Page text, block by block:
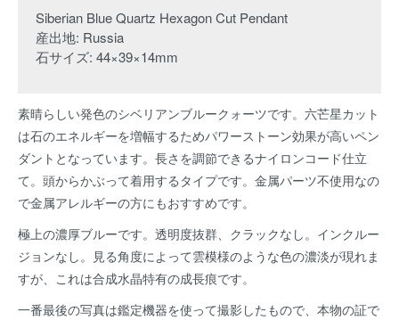
Siberian Blue Quartz Hexagon Cut Pendant
産出地: Russia
石サイズ: 44×39×14mm
素晴らしい発色のシベリアンブルークォーツです。六芒星カット
は石のエネルギーを増幅するためパワーストーン効果が高いペン
ダントとなっています。長さを調節できるナイロンコード仕立
て。頭からかぶって着用するタイプです。金属パーツ不使用なの
で金属アレルギーの方にもおすすめです。
極上の濃厚ブルーです。透明度抜群、クラックなし。インクルー
ジョンなし。見る角度によって雲模様のような色の濃淡が現れま
すが、これは合成水晶特有の成長痕です。
一番最後の写真は鑑定機器を使って撮影したもので、本物の証で